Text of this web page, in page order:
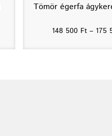
Tömör égerfa
148 500 Ft – 175